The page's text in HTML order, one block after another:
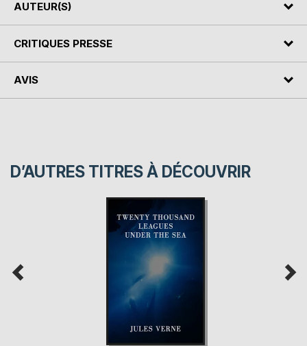
AUTEUR(S)
CRITIQUES PRESSE
AVIS
D’AUTRES TITRES À DÉCOUVRIR